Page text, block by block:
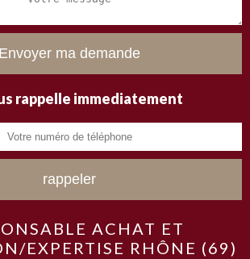
rappelle immediatement
ACHAT ET
EXPERTISE RHÔNE (69)